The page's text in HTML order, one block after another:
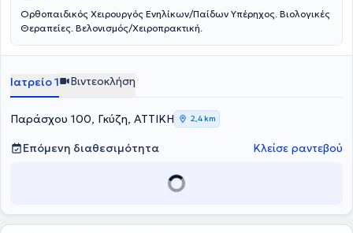
Ορθοπαιδικός Χειρουργός Ενηλίκων/Παίδων Υπέρηχος. Βιολογικές
Θεραπείες. Βελονισμός/Χειροπρακτική.
Ιατρείο 1 Βιντεοκλήση
Παράσχου 100, Γκύζη, ΑΤΤΙΚΗ 2,4 km
Επόμενη διαθεσιμότητα Κλείσε ραντεβού